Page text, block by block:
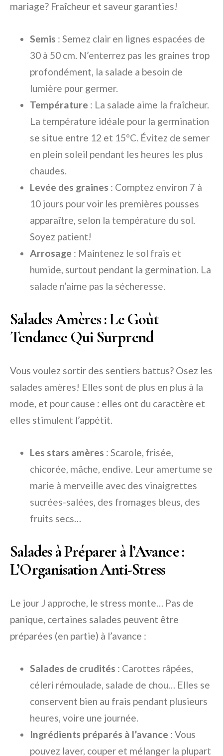
mariage? Fraîcheur et saveur garanties!
Semis : Semez clair en lignes espacées de
30 à 50 cm. N’enterrez pas les graines trop
profondément, la salade a besoin de
lumière pour germer.
Température : La salade aime la fraîcheur.
La température idéale pour la germination
se situe entre 12 et 15°C. Évitez de semer
en plein soleil pendant les heures les plus
chaudes.
Levée des graines : Comptez environ 7 à
10 jours pour voir les premières pousses
apparaître, selon la température du sol.
Soyez patient!
Arrosage : Maintenez le sol frais et
humide, surtout pendant la germination. La
salade n’aime pas la sécheresse.
Salades Amères : Le Goût
Tendance Qui Surprend
Vous voulez sortir des sentiers battus? Osez les
salades amères! Elles sont de plus en plus à la
mode, et pour cause : elles ont du caractère et
elles stimulent l’appétit.
Les stars amères : Scarole, frisée,
chicorée, mâche, endive. Leur amertume se
marie à merveille avec des vinaigrettes
sucrées-salées, des fromages bleus, des
fruits secs…
Salades à Préparer à l’Avance :
L’Organisation Anti-Stress
Le jour J approche, le stress monte… Pas de
panique, certaines salades peuvent être
préparées (en partie) à l’avance :
Salades de crudités : Carottes râpées,
céleri rémoulade, salade de chou… Elles se
conservent bien au frais pendant plusieurs
heures, voire une journée.
Ingrédients préparés à l’avance : Vous
pouvez laver, couper et mélanger la plupart